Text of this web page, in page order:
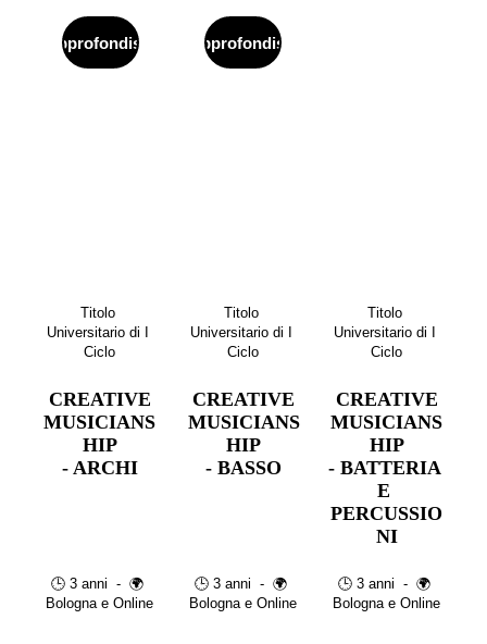
Approfondisci Approfondisci
Titolo
Universitario di I
Ciclo
CREATIVE
MUSICIANS
HIP
- ARCHI
🕒 3 anni  -  🌍
Bologna e Online
Titolo
Universitario di I
Ciclo
CREATIVE
MUSICIANS
HIP
- BASSO
🕒 3 anni  -  🌍
Bologna e Online
Titolo
Universitario di I
Ciclo
CREATIVE
MUSICIANS
HIP
- BATTERIA
E
PERCUSSIO
NI
🕒 3 anni  -  🌍
Bologna e Online